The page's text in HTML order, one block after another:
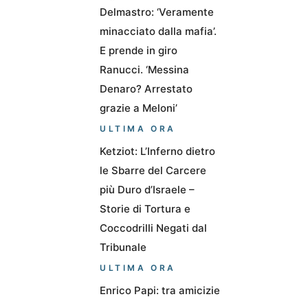
Delmastro: ‘Veramente
minacciato dalla mafia’.
E prende in giro
Ranucci. ‘Messina
Denaro? Arrestato
grazie a Meloni’
ULTIMA ORA
Ketziot: L’Inferno dietro
le Sbarre del Carcere
più Duro d’Israele –
Storie di Tortura e
Coccodrilli Negati dal
Tribunale
ULTIMA ORA
Enrico Papi: tra amicizie